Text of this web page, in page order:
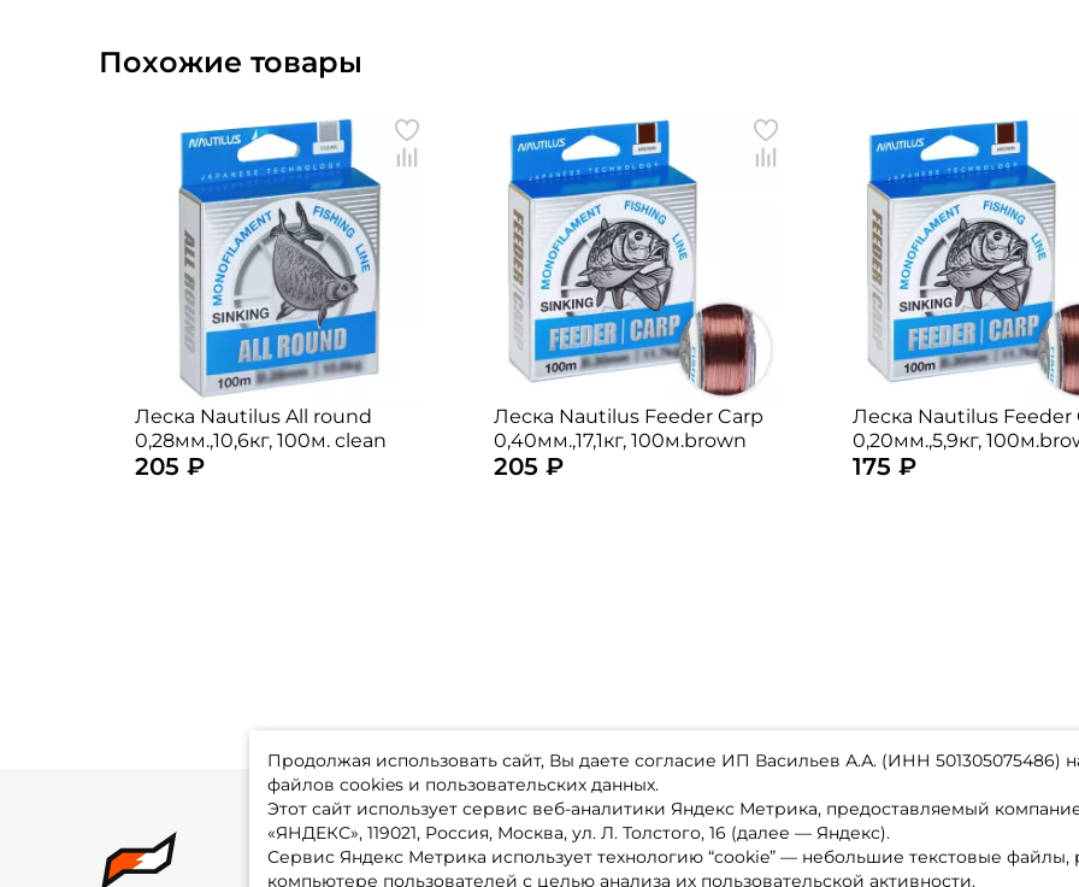
Похожие товары
Леска Nautilus All round
0,28мм.,10,6кг, 100м. clean
205 ₽
Леска Nautilus Feeder Carp
0,40мм.,17,1кг, 100м.brown
205 ₽
Леска Nautilus Feeder
0,20мм.,5,9кг,
175 ₽
Продолжая использовать сайт, Вы даете согласие ИП Васильев А.А. (ИНН 501305075486)
файлов cookies и пользовательских данных.
Этот сайт использует сервис веб-аналитики Яндекс Метрика, предоставляемый
«ЯНДЕКС», 119021, Россия, Москва, ул. Л. Толстого, 16 (далее — Яндекс).
Сервис Яндекс Метрика использует технологию “cookie” — небольшие текстовые
компьютере пользователей с целью анализа их пользовательской активности.
О магазине
Доставка
Каталог товаров
Акции